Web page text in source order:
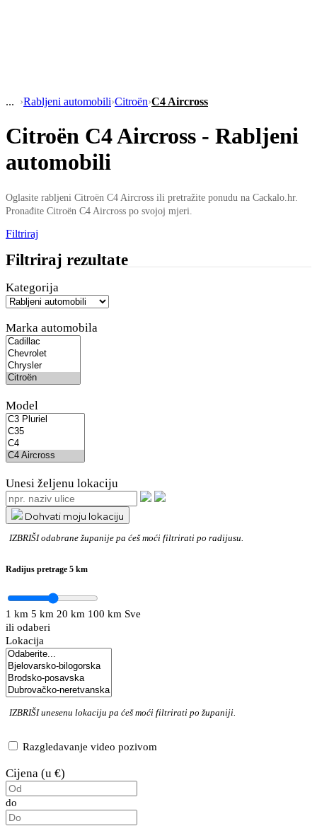
›Rabljeni automobili›Citroën›C4 Aircross
Citroën C4 Aircross - Rabljeni
automobili
Oglasite rabljeni Citroën C4 Aircross ili pretražite ponudu na Cackalo.hr.
Pronađite Citroën C4 Aircross po svojoj mjeri.
Filtriraj
Filtriraj rezultate
Kategorija
Marka automobila
Model
Unesi željenu lokaciju
Dohvati moju lokaciju
IZBRIŠIodabrane županije pa ćeš moći filtrirati po radijusu.
Radijus pretrage 5 km
1 km 5 km 20 km 100 km Sve
ili odaberi
Lokacija
IZBRIŠIunesenu lokaciju pa ćeš moći filtrirati po županiji.
Razgledavanje video pozivom
Cijena (u €)
do